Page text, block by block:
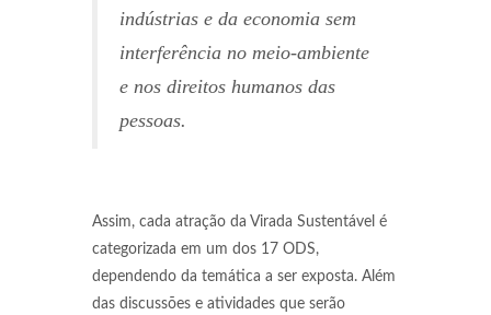
indústrias e da economia sem
interferência no meio-ambiente
e nos direitos humanos das
pessoas.
Assim, cada atração da Virada Sustentável é
categorizada em um dos 17 ODS,
dependendo da temática a ser exposta. Além
das discussões e atividades que serão